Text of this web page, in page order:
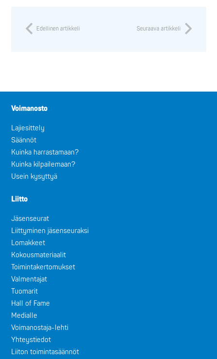
Edellinen artikkeli Seuraava artikkeli
Voimanosto
Lajiesittely
Säännöt
Kuinka harrastamaan?
Kuinka kilpailemaan?
Usein kysyttyä
Liitto
Jäsenseurat
Liittyminen jäsenseuraksi
Lomakkeet
Kokousmateriaalit
Toimintakertomukset
Valmentajat
Tuomarit
Hall of Fame
Medialle
Voimanostaja-lehti
Yhteystiedot
Liiton toimintasäännöt